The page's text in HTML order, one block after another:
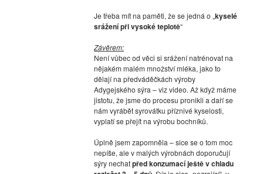
Je třeba mít na paměti, že se jedná o „kyselé
srážení při vysoké teplotě“
Závěrem:
Není vůbec od věci si srážení natrénovat na
nějakém malém množství mléka, jako to
dělají na předváděčkách výroby
Adygejského sýra – viz video. Až když máme
jistotu, že jsme do procesu pronikli a daří se
nám vyrábět syrovátku příznivé kyselosti,
vyplatí se přejít na výrobu bochníků.
Úplně jsem zapomněla – sice se o tom moc
nepíše, ale v malých výrobnách doporučují
sýry nechatpřed konzumací ještě v chladu